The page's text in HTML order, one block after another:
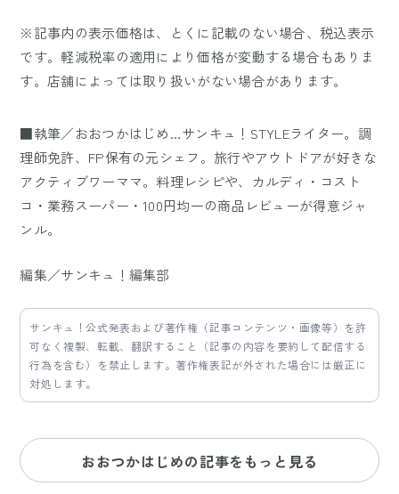
※記事内の表示価格は、とくに記載のない場合、税込表示
です。軽減税率の適用により価格が変動する場合もありま
す。店舗によっては取り扱いがない場合があります。
■執筆／おおつかはじめ…サンキュ！STYLEライター。調
理師免許、FP保有の元シェフ。旅行やアウトドアが好きな
アクティブワーママ。料理レシピや、カルディ・コスト
コ・業務スーパー・100円均一の商品レビューが得意ジャ
ンル。
編集／サンキュ！編集部
サンキュ！公式発表および著作権（記事コンテンツ・画像等）を許
可なく複製、転載、翻訳すること（記事の内容を要約して配信する
行為を含む）を禁止します。著作権表記が外された場合には厳正に
対処します。
おおつかはじめの記事をもっと見る